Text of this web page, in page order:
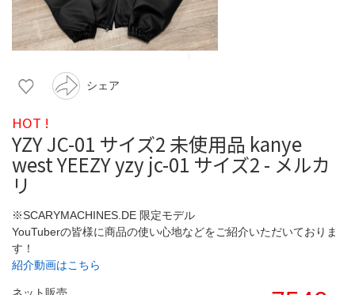
シェア
HOT !
YZY JC-01 サイズ2 未使用品 kanye
west YEEZY yzy jc-01 サイズ2 - メルカ
リ
※SCARYMACHINES.DE 限定モデル
YouTuberの皆様に商品の使い心地などをご紹介いただいておりま
す！
紹介動画はこちら